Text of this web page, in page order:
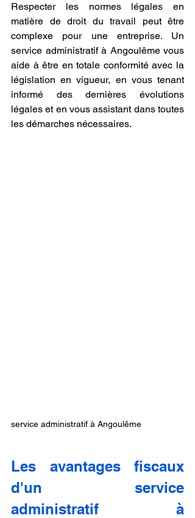
Respecter les normes légales en
matière de droit du travail peut être
complexe pour une entreprise. Un
service administratif à Angoulême vous
aide à être en totale conformité avec la
législation en vigueur, en vous tenant
informé des dernières évolutions
légales et en vous assistant dans toutes
les démarches nécessaires.
service administratif à Angoulême
Les avantages fiscaux
d'un service
administratif à